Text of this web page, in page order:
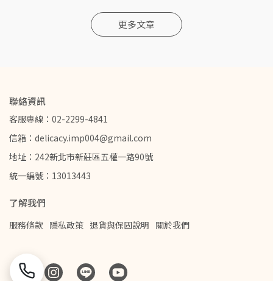
更多文章
聯絡資訊
客服專線：02-2299-4841
信箱：delicacy.imp004@gmail.com
地址：242新北市新莊區五權一路90號
統一編號：13013443
了解我們
服務條款 隱私政策 退貨與保固說明 關於我們